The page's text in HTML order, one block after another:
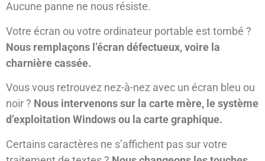
Aucune panne ne nous résiste.
Votre écran ou votre ordinateur portable est tombé ?
Nous remplaçons l’écran défectueux, voire la
charnière cassée.
Vous vous retrouvez nez-à-nez avec un écran bleu ou
noir ? Nous intervenons sur la carte mère, le système
d’exploitation Windows ou la carte graphique.
Certains caractères ne s’affichent pas sur votre